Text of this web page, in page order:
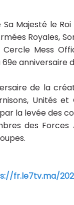
Sa Majesté le
Royales,
Mess
69e anniversaire
de la
Unités
la levée des
des
fr.le7tv.ma/